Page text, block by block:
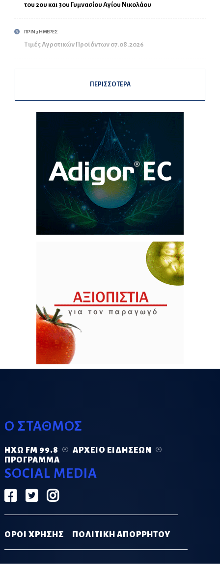
του 2ου και 3ου Γυμνασίου Αγίου Νικολάου
ΠΡΙΝ 3 ΗΜΕΡΕΣ
Τιμές Αγροτικών Προϊόντων 07.08.2026
ΠΕΡΙΣΣΟΤΕΡΑ
Ο ΣΤΑΘΜΟΣ
ΗΧΏ FM 99.8
ΑΡΧΕΊΟ ΕΙΔΉΣΕΩΝ
ΠΡΌΓΡΑΜΜΑ
SOCIAL MEDIA
ΟΡΟΙ ΧΡΗΣΗΣ ΠΟΛΙΤΙΚΗ ΑΠΟΡΡΗΤΟΥ